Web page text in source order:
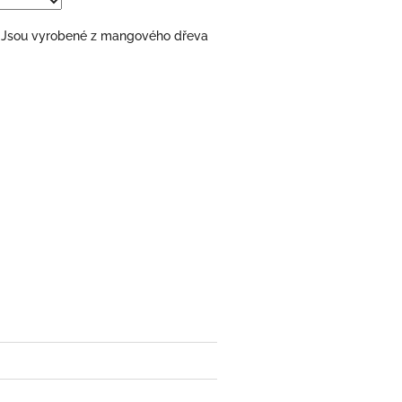
vyrobené z mangového dřeva